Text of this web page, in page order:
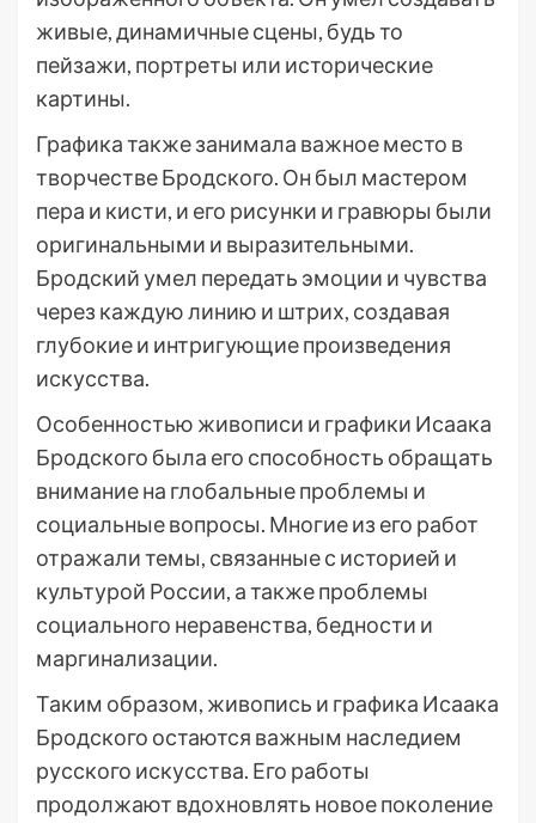
живые, динамичные сцены, будь то
пейзажи, портреты или исторические
картины.
Графика также занимала важное место в
творчестве Бродского. Он был мастером
пера и кисти, и его рисунки и гравюры были
оригинальными и выразительными.
Бродский умел передать эмоции и чувства
через каждую линию и штрих, создавая
глубокие и интригующие произведения
искусства.
Особенностью живописи и графики Исаака
Бродского была его способность обращать
внимание на глобальные проблемы и
социальные вопросы. Многие из его работ
отражали темы, связанные с историей и
культурой России, а также проблемы
социального неравенства, бедности и
маргинализации.
Таким образом, живопись и графика Исаака
Бродского остаются важным наследием
русского искусства. Его работы
продолжают вдохновлять новое поколение